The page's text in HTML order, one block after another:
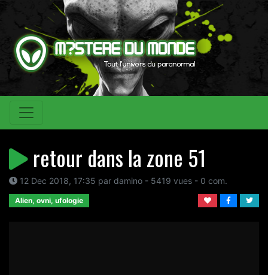
retour dans la zone 51
12 Dec 2018, 17:35 par damino - 5419 vues - 0 com.
Alien, ovni, ufologie